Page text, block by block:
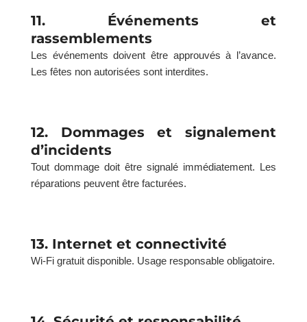
11. Événements et
rassemblements
Les événements doivent être approuvés à l’avance.
Les fêtes non autorisées sont interdites.
12. Dommages et signalement
d’incidents
Tout dommage doit être signalé immédiatement. Les
réparations peuvent être facturées.
13. Internet et connectivité
Wi-Fi gratuit disponible. Usage responsable obligatoire.